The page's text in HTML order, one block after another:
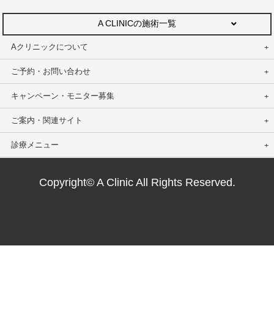
A CLINICの施術一覧
Aクリニックについて
ご予約・お問い合わせ
キャンペーン・モニター募集
ご案内・関連サイト
診療メニュー
Copyright© A Clinic All Rights Reserved.